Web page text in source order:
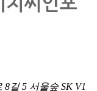
길 5 서울숲 SK V1